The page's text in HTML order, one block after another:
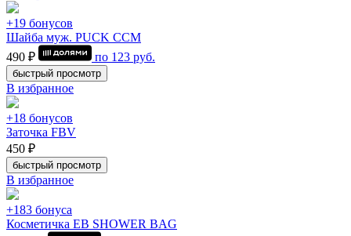
+19 бонусов
Шайба муж. PUCK CCM
490 ₽
по 123 руб.
быстрый просмотр
В избранное
+18 бонусов
Заточка FBV
450 ₽
быстрый просмотр
В избранное
+183 бонуса
Косметичка EB SHOWER BAG